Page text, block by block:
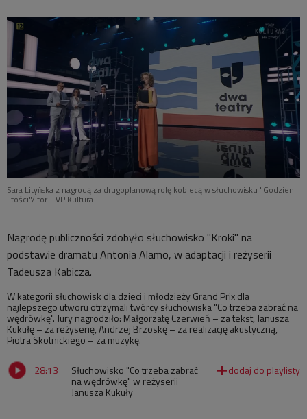
Sara Lityńska z nagrodą za drugoplanową rolę kobiecą w słuchowisku "Godzien
litości"/ for. TVP Kultura
Nagrodę publiczności zdobyło słuchowisko "Kroki" na
podstawie dramatu Antonia Alamo, w adaptacji i reżyserii
Tadeusza Kabicza.
W kategorii słuchowisk dla dzieci i młodzieży Grand Prix dla
najlepszego utworu otrzymali twórcy słuchowiska "Co trzeba zabrać na
wędrówkę". Jury nagrodziło: Małgorzatę Czerwień – za tekst, Janusza
Kukułę – za reżyserię, Andrzej Brzoskę – za realizację akustyczną,
Piotra Skotnickiego – za muzykę.
28:13 Słuchowisko "Co trzeba zabrać
na wędrówkę" w reżyserii
Janusza Kukuły